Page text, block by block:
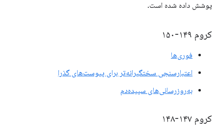
پوشش داده شده است.
کروم ۱۴۹-۱۵۰
فوری‌ها
اعتبارسنجی سختگیرانه‌تر برای پیوست‌های گذرا
به‌روزرسانی‌های سپیده‌دم
کروم ۱۴۷-۱۴۸